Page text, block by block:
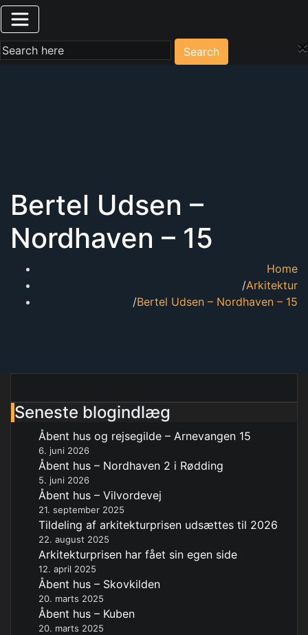
×
Search
Bertel Udsen –
Nordhaven – 15
Home
Arkitektur
Bertel Udsen – Nordhaven – 15
Seneste blogindlæg
Åbent hus og rejsegilde – Arnevangen 15
6. juni 2026
Åbent hus – Nordhaven 2 i Rødding
5. juni 2026
Åbent hus – Vilvordevej
21. september 2025
Tildeling af arkitekturprisen udsættes til 2026
22. august 2025
Arkitekturprisen har fået sin egen side
12. april 2025
Åbent hus – Skovkilden
20. marts 2025
Åbent hus – Kuben
20. marts 2025